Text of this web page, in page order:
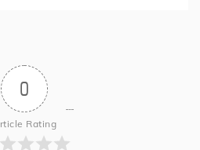
0
Rating